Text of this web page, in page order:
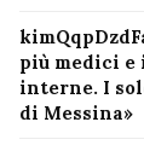
più medici
interne. I
di Messina»